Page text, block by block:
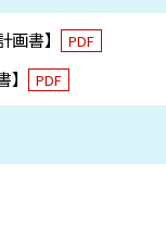
画書】 PDF
PDF